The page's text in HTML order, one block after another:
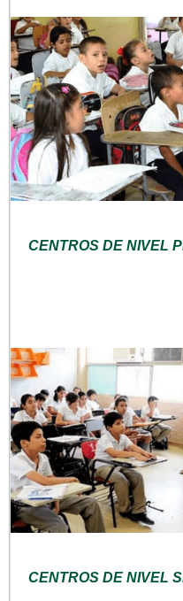
CENTROS DE NIVEL
CENTROS DE NIVEL